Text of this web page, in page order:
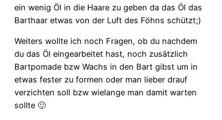
ein wenig Öl in die Haare zu geben da das Öl das
Barthaar etwas von der Luft des Föhns schützt;)
Weiters wollte ich noch Fragen, ob du nachdem
du das Öl eingearbeitet hast, noch zusätzlich
Bartpomade bzw Wachs in den Bart gibst um in
etwas fester zu formen oder man lieber drauf
verzichten soll bzw wielange man damit warten
sollte 🙂